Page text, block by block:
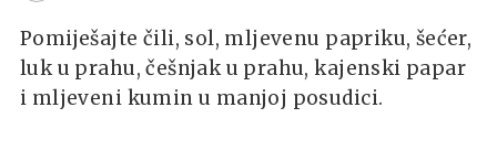
Pomiješajte čili, sol, mljevenu papriku, šećer,
luk u prahu, češnjak u prahu, kajenski papar
i mljeveni kumin u manjoj posudici.